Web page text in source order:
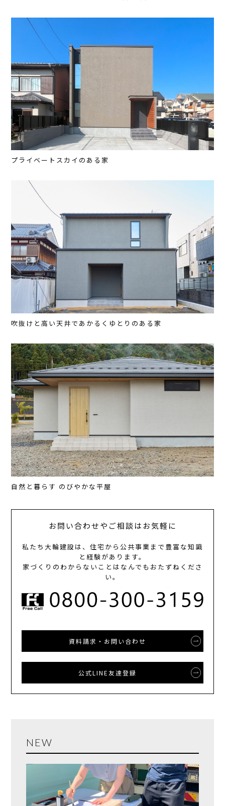
プライベートスカイのある家
吹抜けと高い天井であかるくゆとりのある家
自然と暮らす のびやかな平屋
お問い合わせやご相談はお気軽に
私たち大輪建設は、住宅から公共事業まで豊富な知識
と経験があります。
家づくりのわからないことはなんでもおたずねくださ
い。
資料請求・お問い合わせ
公式LINE友達登録
NEW